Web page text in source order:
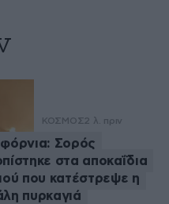
ΚΟΣΜΟΣ2 λ. πριν
Σορός
στα αποκαΐδια
που κατέστρεψε η
πυρκαγιά